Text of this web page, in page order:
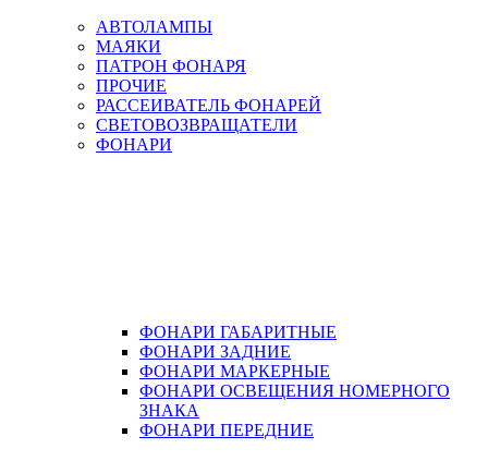
АВТОЛАМПЫ
МАЯКИ
ПАТРОН ФОНАРЯ
ПРОЧИЕ
РАССЕИВАТЕЛЬ ФОНАРЕЙ
СВЕТОВОЗВРАЩАТЕЛИ
ФОНАРИ
ФОНАРИ ГАБАРИТНЫЕ
ФОНАРИ ЗАДНИЕ
ФОНАРИ МАРКЕРНЫЕ
ФОНАРИ ОСВЕЩЕНИЯ НОМЕРНОГО
ЗНАКА
ФОНАРИ ПЕРЕДНИЕ